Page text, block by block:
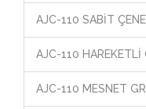
AJC-110 SABİT ÇENE
AJC-110 HAREKETLİ
AJC-110 MESNET